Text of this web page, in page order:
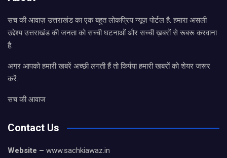
सच की आवाज़ उत्तराखंड का एक बहुत लोकप्रिय न्यूज़ पोर्टल है. हमारा असली
उद्देश्य उत्तराखंड की जनता को सच्ची घटनाओं और सच्ची ख़बरों से रूबरू करवाना
है.
अगर आपको हमारी खबरें अच्छी लगती हैं तो किर्पया हमारी खबरों को शेयर जरूर
करें.
सच की आवाज
Contact Us
Website – www.sachkiawaz.in